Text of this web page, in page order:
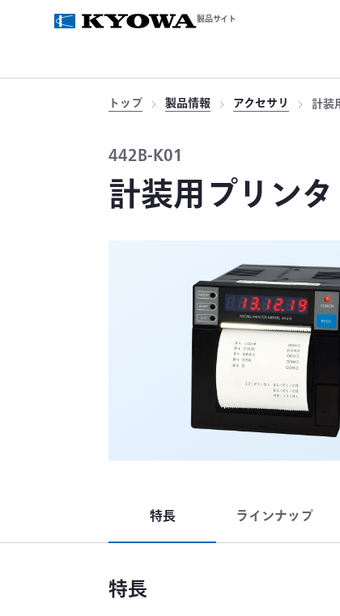
製品サイト
トップ 製品情報 アクセサリ 計装
442B-K01
計装用プリンタ
特長 ラインナップ
特長